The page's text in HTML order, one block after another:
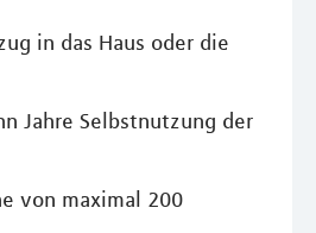
in das Haus oder die
Jahre Selbstnutzung der
von maximal 200